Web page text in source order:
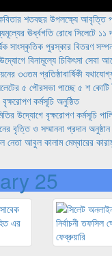
শতবছর উপলক্ষ্যে আবৃত্তি
ঊর্ধ্বগতি রোধে সিলেটে ১১
সাংস্কৃতিক পুরস্কার বিতরণ
বিনামূল্যে চিকিৎসা সেবা
৩৩তম প্রতিষ্ঠাবার্ষিকী
৫ পৌরসভা পাচ্ছে ৫ শ কোটি
কর্মসূচি অনুষ্ঠিত
উদ্যোগে বৃক্ষরোপণ কর্মসূচি
বৃত্তি ও সম্মাননা প্রদান
নেতা আবুল কালাম মেম্বারের
25